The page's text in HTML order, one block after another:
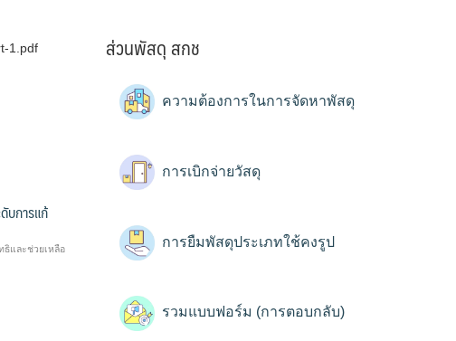
1.pdf
บการแก้
ธิและช่วยเหลือ
ส่วนพัสดุ สกช
ความต้องการในการจัดหาพัสดุ
การเบิกจ่ายวัสดุ
การยืมพัสดุประเภทใช้คงรูป
รวมแบบฟอร์ม (การตอบกลับ)